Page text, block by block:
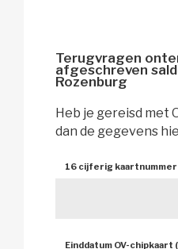
Terugvragen
afgeschreven
Rozenburg
Heb je gereisd met
dan de gegevens
16 cijferig kaartnummer
Einddatum OV-chipkaart